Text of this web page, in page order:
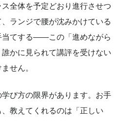
全体を予定どおり進行させつ
ランジで腰が沈みかけている
当てする——この「進めながら
かに見られて講評を受けない
せん。
び方の限界があります。お手
教えてくれるのは「正しい